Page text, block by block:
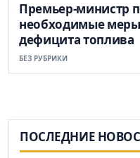
Премьер-министр
необходимые
дефицита топлива
БЕЗ РУБРИКИ
ПОСЛЕДНИЕ